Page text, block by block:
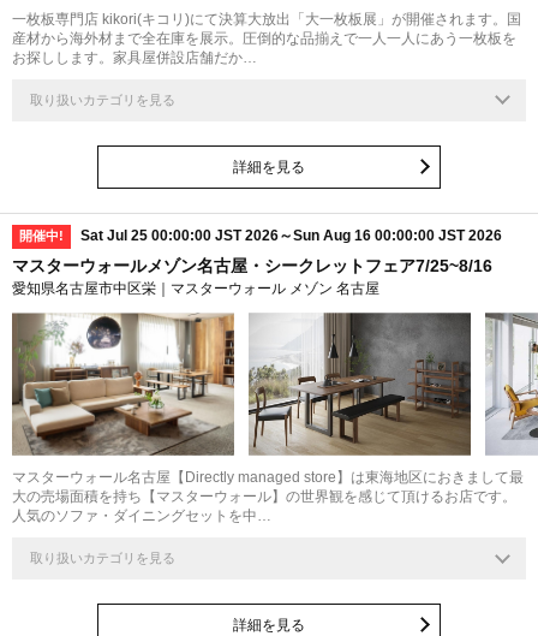
一枚板専門店 kikori(キコリ)にて決算大放出「大一枚板展」が開催されます。国
産材から海外材まで全在庫を展示。圧倒的な品揃えで一人一人にあう一枚板を
お探しします。家具屋併設店舗だか…
取り扱いカテゴリを見る
詳細を見る
開催中! Sat Jul 25 00:00:00 JST 2026～Sun Aug 16 00:00:00 JST 2026
マスターウォールメゾン名古屋・シークレットフェア7/25~8/16
愛知県名古屋市中区栄｜マスターウォール メゾン 名古屋
マスターウォール名古屋【Directly managed store】は東海地区におきまして最
大の売場面積を持ち【マスターウォール】の世界観を感じて頂けるお店です。
人気のソファ・ダイニングセットを中…
取り扱いカテゴリを見る
詳細を見る